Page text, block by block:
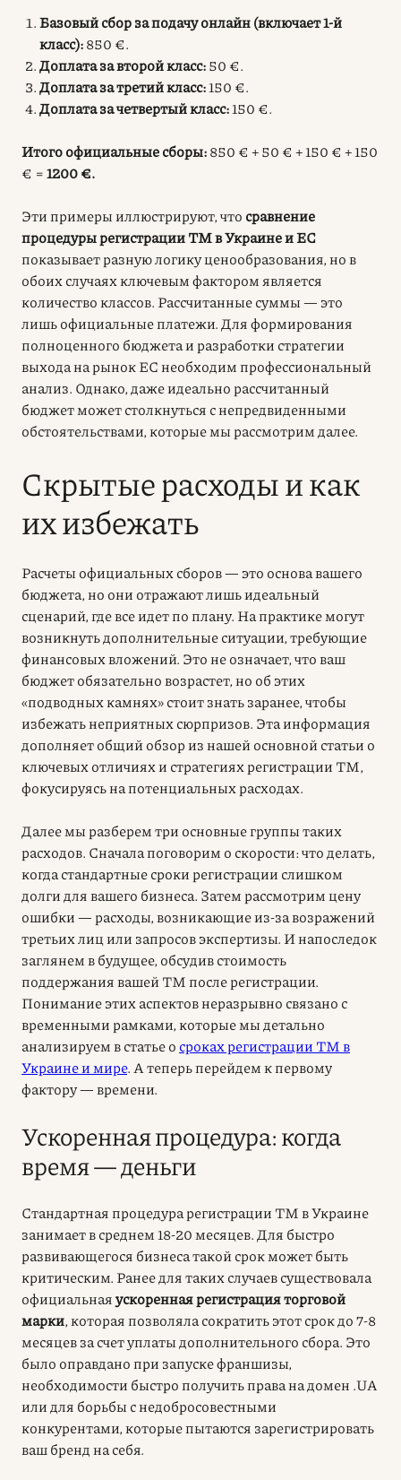
Базовый сбор за подачу онлайн (включает 1-й
класс):850 €.
Доплата за второй класс:50 €.
Доплата за третий класс:150 €.
Доплата за четвертый класс:150 €.
Итого официальные сборы:850 € + 50 € + 150 € + 150
€ =1200 €.
Эти примеры иллюстрируют, что сравнение
процедуры регистрации ТМ в Украине и ЕС
показывает разную логику ценообразования, но в
обоих случаях ключевым фактором является
количество классов. Рассчитанные суммы — это
лишь официальные платежи. Для формирования
полноценного бюджета и разработки стратегии
выхода на рынок ЕС необходим профессиональный
анализ. Однако, даже идеально рассчитанный
бюджет может столкнуться с непредвиденными
обстоятельствами, которые мы рассмотрим далее.
Скрытые расходы и как
их избежать
Расчеты официальных сборов — это основа вашего
бюджета, но они отражают лишь идеальный
сценарий, где все идет по плану. На практике могут
возникнуть дополнительные ситуации, требующие
финансовых вложений. Это не означает, что ваш
бюджет обязательно возрастет, но об этих
«подводных камнях» стоит знать заранее, чтобы
избежать неприятных сюрпризов. Эта информация
дополняет общий обзор из нашей основной статьи о
ключевых отличиях и стратегиях регистрации ТМ,
фокусируясь на потенциальных расходах.
Далее мы разберем три основные группы таких
расходов. Сначала поговорим о скорости: что делать,
когда стандартные сроки регистрации слишком
долги для вашего бизнеса. Затем рассмотрим цену
ошибки — расходы, возникающие из-за возражений
третьих лиц или запросов экспертизы. И напоследок
заглянем в будущее, обсудив стоимость
поддержания вашей ТМ после регистрации.
Понимание этих аспектов неразрывно связано с
временными рамками, которые мы детально
анализируем в статье о сроках регистрации ТМ в
Украине и мире. А теперь перейдем к первому
фактору — времени.
Ускоренная процедура: когда
время — деньги
Стандартная процедура регистрации ТМ в Украине
занимает в среднем 18-20 месяцев. Для быстро
развивающегося бизнеса такой срок может быть
критическим. Ранее для таких случаев существовала
официальнаяускоренная регистрация торговой
марки, которая позволяла сократить этот срок до 7-8
месяцев за счет уплаты дополнительного сбора. Это
было оправдано при запуске франшизы,
необходимости быстро получить права на домен .UA
или для борьбы с недобросовестными
конкурентами, которые пытаются зарегистрировать
ваш бренд на себя.